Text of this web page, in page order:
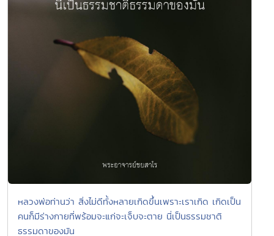
หลวงพ่อท่านว่า สิ่งไม่ดีทั้งหลายเกิดขึ้นเพราะเราเกิด เกิดเป็น
คนก็มีร่างกายที่พร้อมจะแก่จะเจ็บจะตาย นี่เป็นธรรมชาติ
ธรรมดาของมัน